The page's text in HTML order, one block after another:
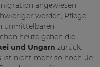
angewiesen
werden, Pflege-
unmittelbaren
heute gehen die
und Ungarn zurück.
ist nicht mehr so hoch. Je